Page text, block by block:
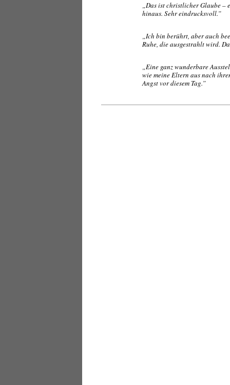
„Das ist christlicher Glaube –
hinaus. Sehr eindrucksvoll.”
„Ich bin berührt, aber auch
Ruhe, die ausgestrahlt wird.
„Eine ganz wunderbare
wie meine Eltern aus nach
Angst vor diesem Tag.”